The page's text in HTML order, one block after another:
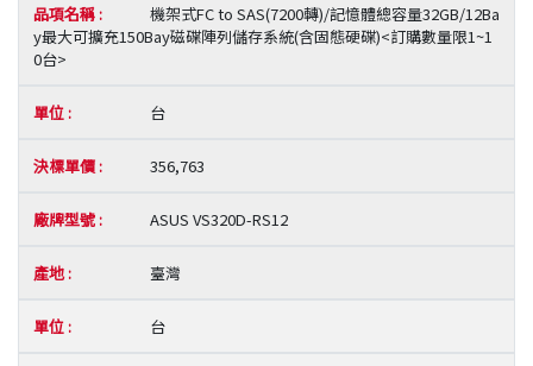
機架式FC to SAS(7200轉)/記憶體總容量32GB/12Ba
y最大可擴充150Bay磁碟陣列儲存系統(含固態硬碟)<訂購數量限1~1
0台>
台
356,763
ASUS VS320D-RS12
臺灣
台